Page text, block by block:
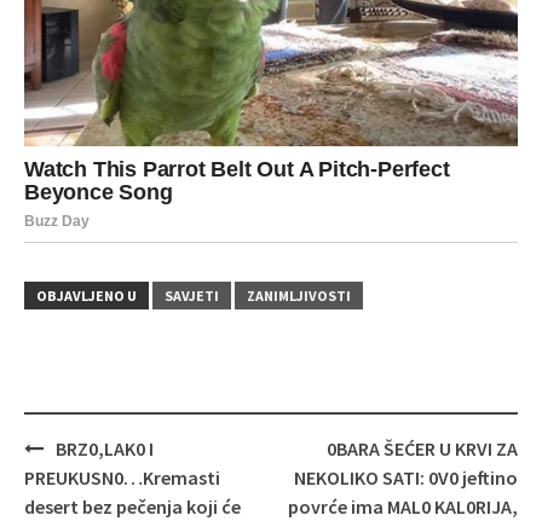
OBJAVLJENO U SAVJETI ZANIMLJIVOSTI
Navigacija
objava
BRZ0,LAK0 I
PREUKUSN0…Kremasti
desert bez pečenja koji će
0BARA ŠEĆER U KRVI ZA
NEKOLIKO SATI: 0V0 jeftino
povrće ima MAL0 KAL0RIJA,